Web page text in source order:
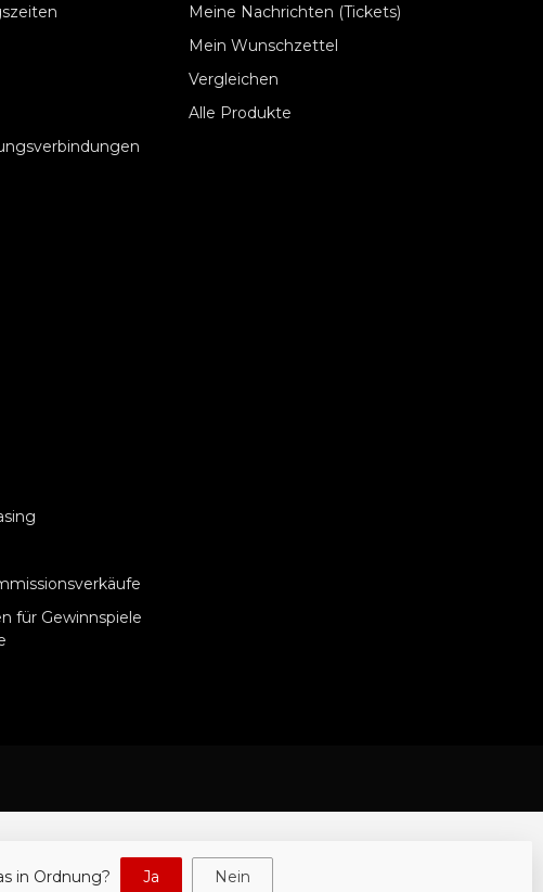
für Gewinnspiele
Meine Nachrichten (Tickets)
Mein Wunschzettel
Vergleichen
Alle Produkte
in Ordnung? Ja Nein